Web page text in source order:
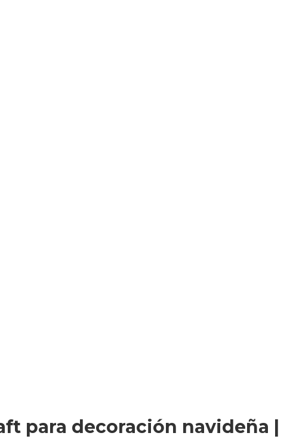
para decoración navideña |